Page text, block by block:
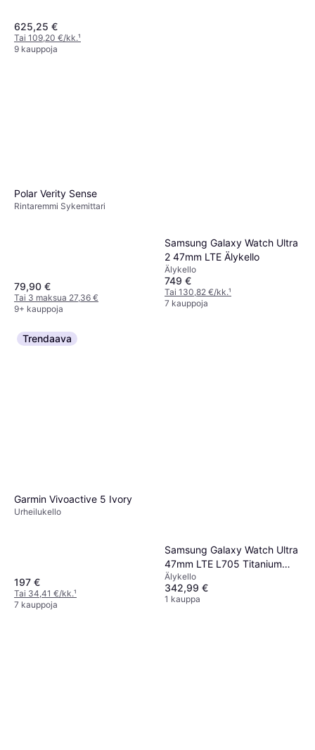
625,25 €
Tai 109,20 €/kk.¹
9 kauppoja
Polar Verity Sense
Rintaremmi Sykemittari
79,90 €
Tai 3 maksua 27,36 €
9+ kauppoja
Samsung Galaxy Watch Ultra
2 47mm LTE Älykello
Älykello
749 €
Tai 130,82 €/kk.¹
7 kauppoja
Trendaava
Garmin Vivoactive 5 Ivory
Urheilukello
197 €
Tai 34,41 €/kk.¹
7 kauppoja
Samsung Galaxy Watch Ultra
47mm LTE L705 Titanium
Gray
Älykello
342,99 €
1 kauppa